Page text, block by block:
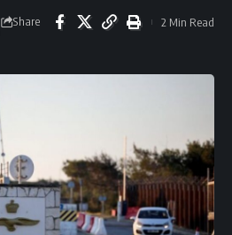
Share 2 Min Read